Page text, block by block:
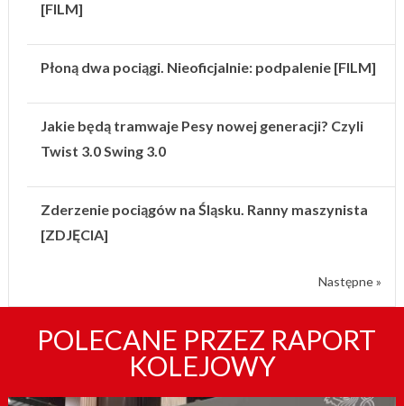
[FILM]
Płoną dwa pociągi. Nieoficjalnie: podpalenie [FILM]
Jakie będą tramwaje Pesy nowej generacji? Czyli
Twist 3.0 Swing 3.0
Zderzenie pociągów na Śląsku. Ranny maszynista
[ZDJĘCIA]
Następne »
POLECANE PRZEZ RAPORT
KOLEJOWY